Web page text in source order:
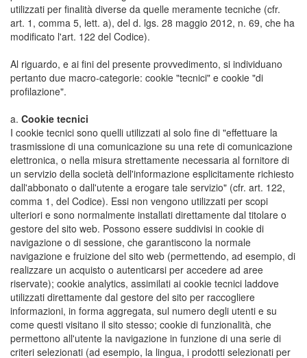
utilizzati per finalità diverse da quelle meramente tecniche (cfr.
art. 1, comma 5, lett. a), del d. lgs. 28 maggio 2012, n. 69, che ha
modificato l'art. 122 del Codice).
Al riguardo, e ai fini del presente provvedimento, si individuano
pertanto due macro-categorie: cookie "tecnici" e cookie "di
profilazione".
a. Cookie tecnici
I cookie tecnici sono quelli utilizzati al solo fine di "effettuare la
trasmissione di una comunicazione su una rete di comunicazione
elettronica, o nella misura strettamente necessaria al fornitore di
un servizio della società dell'informazione esplicitamente richiesto
dall'abbonato o dall'utente a erogare tale servizio" (cfr. art. 122,
comma 1, del Codice). Essi non vengono utilizzati per scopi
ulteriori e sono normalmente installati direttamente dal titolare o
gestore del sito web. Possono essere suddivisi in cookie di
navigazione o di sessione, che garantiscono la normale
navigazione e fruizione del sito web (permettendo, ad esempio, di
realizzare un acquisto o autenticarsi per accedere ad aree
riservate); cookie analytics, assimilati ai cookie tecnici laddove
utilizzati direttamente dal gestore del sito per raccogliere
informazioni, in forma aggregata, sul numero degli utenti e su
come questi visitano il sito stesso; cookie di funzionalità, che
permettono all'utente la navigazione in funzione di una serie di
criteri selezionati (ad esempio, la lingua, i prodotti selezionati per